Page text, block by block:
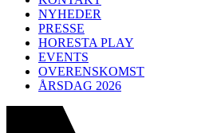
NYHEDER
PRESSE
HORESTA PLAY
EVENTS
OVERENSKOMST
ÅRSDAG 2026